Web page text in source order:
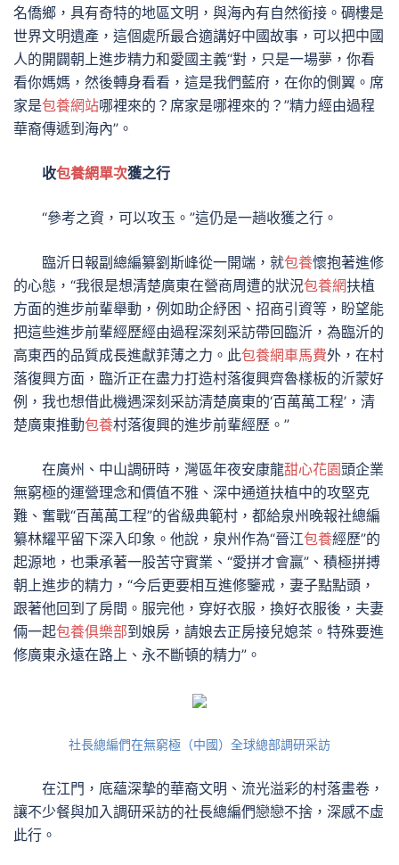
名僑鄉，具有奇特的地區文明，與海內有自然銜接。碉樓是
世界文明遺產，這個處所最合適講好中國故事，可以把中國
人的開闢朝上進步精力和愛國主義“對，只是一場夢，你看
看你媽媽，然後轉身看看，這是我們藍府，在你的側翼。席
家是包養網站哪裡來的？席家是哪裡來的？”精力經由過程
華裔傳遞到海內”。
收包養網單次獲之行
“參考之資，可以攻玉。”這仍是一趟收獲之行。
臨沂日報副總編纂劉斯峰從一開端，就包養懷抱著進修
的心態，“我很是想清楚廣東在營商周遭的狀況包養網扶植
方面的進步前輩舉動，例如助企紓困、招商引資等，盼望能
把這些進步前輩經歷經由過程深刻采訪帶回臨沂，為臨沂的
高東西的品質成長進獻菲薄之力。此包養網車馬費外，在村
落復興方面，臨沂正在盡力打造村落復興齊魯樣板的沂蒙好
例，我也想借此機遇深刻采訪清楚廣東的‘百萬萬工程’，清
楚廣東推動包養村落復興的進步前輩經歷。”
在廣州、中山調研時，灣區年夜安康龍甜心花園頭企業
無窮極的運營理念和價值不雅、深中通道扶植中的攻堅克
難、奮戰“百萬萬工程”的省級典範村，都給泉州晚報社總編
纂林耀平留下深入印象。他說，泉州作為“晉江包養經歷”的
起源地，也秉承著一股苦守實業、“愛拼才會贏”、積極拼搏
朝上進步的精力，“今后更要相互進修鑒戒，妻子點點頭，
跟著他回到了房間。服完他，穿好衣服，換好衣服後，夫妻
倆一起包養俱樂部到娘房，請娘去正房接兒媳茶。特殊要進
修廣東永遠在路上、永不斷頓的精力”。
社長總編們在無窮極（中國）全球總部調研采訪
在江門，底蘊深摯的華裔文明、流光溢彩的村落畫卷，
讓不少餐與加入調研采訪的社長總編們戀戀不捨，深感不虛
此行。